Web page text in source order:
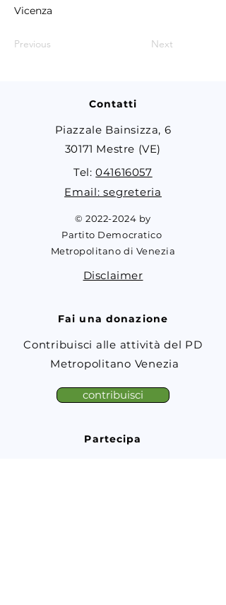
Vicenza
Previous Next
Contatti
Piazzale Bainsizza, 6
30171 Mestre (VE)
Tel:041616057
Email: segreteria
©2022-2024 by
Partito Democratico
Metropolitano di Venezia
Disclaimer
Fai una donazione
Contribuisci alle attività del PD
Metropolitano Venezia
contribuisci
Partecipa